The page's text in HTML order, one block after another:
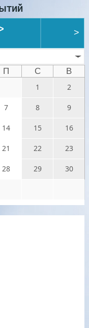
>
П С
В
1
2
7 8 9
14 15 16
21 22 23
28 29 30